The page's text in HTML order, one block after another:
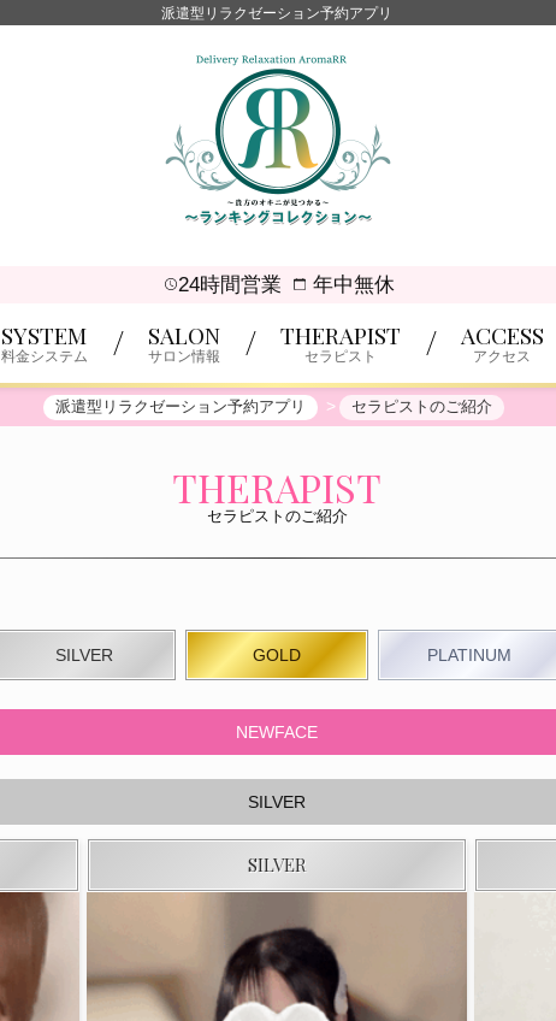
派遣型リラクゼーション予約アプリ
24時間営業 年中無休
SYSTEM
料金システム
SALON
サロン情報
THERAPIST
セラピスト
ACCESS
アクセス
派遣型リラクゼーション予約アプリ セラピストのご紹介
THERAPIST
セラピストのご紹介
SILVER GOLD PLATINUM
NEWFACE
SILVER
SILVER